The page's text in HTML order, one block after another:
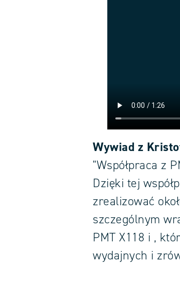
Wywiad z
"Współpraca z
Dzięki tej
zrealizować
szczególnym
PMT X118 i ,
wydajnych i